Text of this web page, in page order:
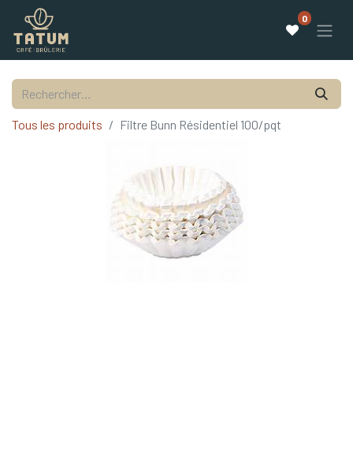
0
Tous les produits Filtre Bunn Résidentiel 100/pqt